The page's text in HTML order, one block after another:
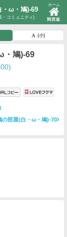
・ω・鳩)-69
・コミュニティ)
ホーム
関西版
(小)
・鳩)-69
の部屋(白・ω・鳩)-70